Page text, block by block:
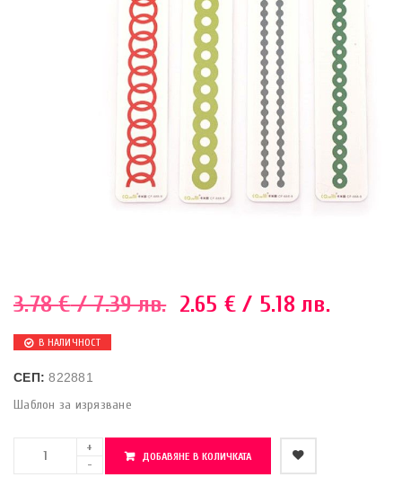
3.78€/ 7.39 лв. 2.65 € / 5.18 лв.
В НАЛИЧНОСТ
СЕП:822881
Шаблон за изрязване
ДОБАВЯНЕ В КОЛИЧКАТА